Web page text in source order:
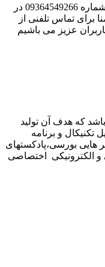
شما برای ارتباط با ما می توانید از طریق شماره 09364549266 در
برای تماس تلفنی از
که هدف آن تولید
تکنیکال و برنامه
هایی بورسی،پادکستهای
و الکترونیکی اختصاصی